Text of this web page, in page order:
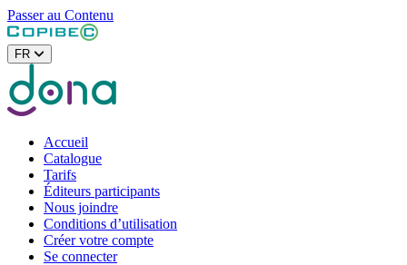
Passer au Contenu
FR
Accueil
Catalogue
Tarifs
Éditeurs participants
Nous joindre
Conditions d’utilisation
Créer votre compte
Se connecter